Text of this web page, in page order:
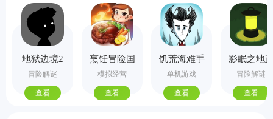
地狱边境2
手机版
冒险解谜
查看
烹饪冒险国
际服
模拟经营
查看
饥荒海难手
机版
单机游戏
查看
影眠之地
式版
冒险解谜
查看